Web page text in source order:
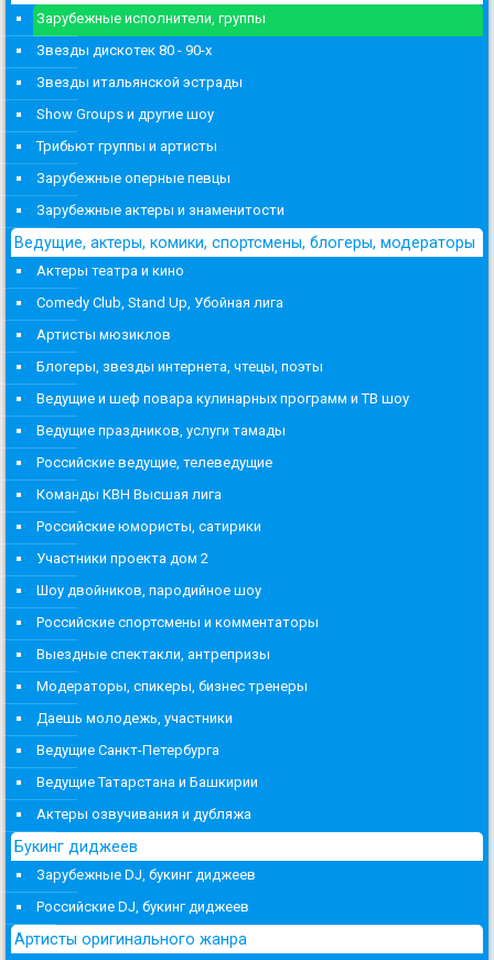
Зарубежные исполнители, группы
Звезды дискотек 80 - 90-х
Звезды итальянской эстрады
Show Groups и другие шоу
Трибьют группы и артисты
Зарубежные оперные певцы
Зарубежные актеры и знаменитости
Ведущие, актеры, комики, спортсмены, блогеры, модераторы
Актеры театра и кино
Comedy Club, Stand Up, Убойная лига
Артисты мюзиклов
Блогеры, звезды интернета, чтецы, поэты
Ведущие и шеф повара кулинарных программ и ТВ шоу
Ведущие праздников, услуги тамады
Российские ведущие, телеведущие
Команды КВН Высшая лига
Российские юмористы, сатирики
Участники проекта дом 2
Шоу двойников, пародийное шоу
Российские спортсмены и комментаторы
Выездные спектакли, антрепризы
Модераторы, спикеры, бизнес тренеры
Даешь молодежь, участники
Ведущие Санкт-Петербурга
Ведущие Татарстана и Башкирии
Актеры озвучивания и дубляжа
Букинг диджеев
Зарубежные DJ, букинг диджеев
Российские DJ, букинг диджеев
Артисты оригинального жанра